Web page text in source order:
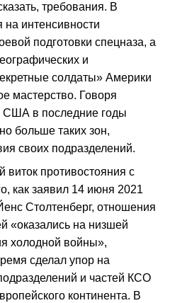
требования. В
на интенсивности
подготовки спецназа, а
и
солдаты» Америки
мастерство. Говоря
США в последние годы
больше таких зон,
своих подразделений.
противостояния с
как заявил 14 июня 2021
Столтенберг, отношения
«оказались на низшей
холодной войны»,
сделал упор на
и частей КСО
континента. В